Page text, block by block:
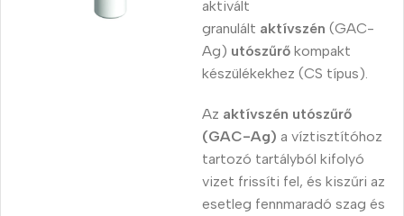
aktivált
granulált aktívszén (GAC-
Ag) utószűrő kompakt
készülékekhez (CS típus).
Az aktívszén utószűrő
(GAC-Ag) a víztisztítóhoz
tartozó tartályból kifolyó
vizet frissíti fel, és kiszűri az
esetleg fennmaradó szag és